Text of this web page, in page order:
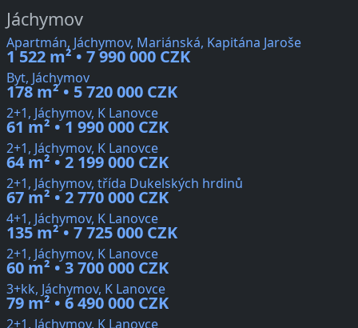
Jáchymov
Apartmán, Jáchymov, Mariánská, Kapitána Jaroše
1 522 m² • 7 990 000 CZK
Byt, Jáchymov
178 m² • 5 720 000 CZK
2+1, Jáchymov, K Lanovce
61 m² • 1 990 000 CZK
2+1, Jáchymov, K Lanovce
64 m² • 2 199 000 CZK
2+1, Jáchymov, třída Dukelských hrdinů
67 m² • 2 770 000 CZK
4+1, Jáchymov, K Lanovce
135 m² • 7 725 000 CZK
2+1, Jáchymov, K Lanovce
60 m² • 3 700 000 CZK
3+kk, Jáchymov, K Lanovce
79 m² • 6 490 000 CZK
2+1, Jáchymov, K Lanovce